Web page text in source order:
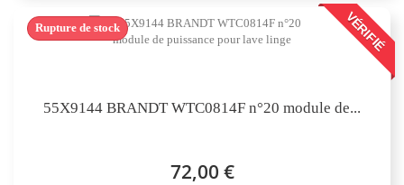
VÉRIFIÉ
55X9144 BRANDT WTC0814F n°20 module de...
72,00 €
Rupture de stock